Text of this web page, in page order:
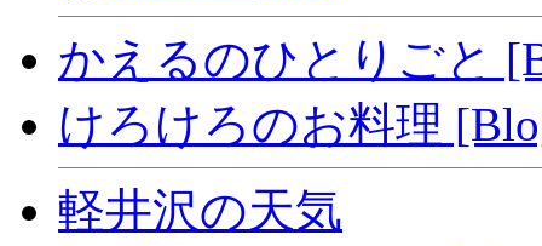
かえるのひとりごと
けろけろのお料理
軽井沢の天気